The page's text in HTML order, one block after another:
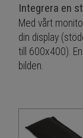
Integrera en
Med vårt
din display
till 600x400).
bilden.